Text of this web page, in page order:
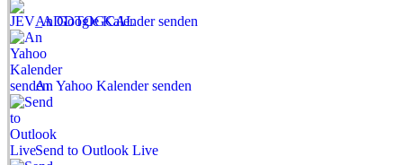
An Google Kalender senden
An Yahoo Kalender senden
Send to Outlook Live